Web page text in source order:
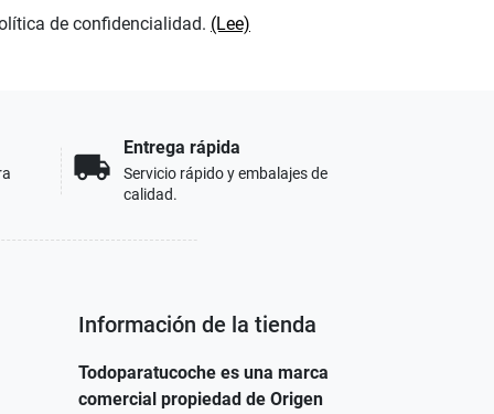
de confidencialidad. (Lee)
local_shipping
Entrega rápida
Servicio rápido y embalajes de
calidad.
Información de la tienda
Todoparatucoche es una marca
comercial propiedad de Origen